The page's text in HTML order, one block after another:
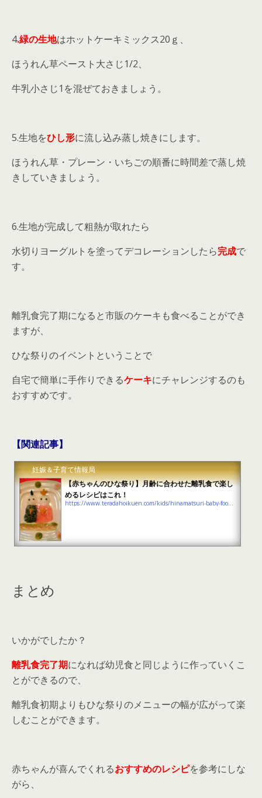
4.緑の生地はホットケーキミックス20ｇ、
ほうれん草ペースト大さじ1/2、
牛乳小さじ1を混ぜておきましょう。
5.生地をひし形に流し込み蒸し焼きにします。
ほうれん草・プレーン・いちごの順番に時間差で蒸し焼
きしていきましょう。
6.生地が完成して粗熱が取れたら
水切りヨーグルトを塗ってデコレーションしたら完成で
す。
離乳食完了期になると市販のケーキも食べることができ
ますが、
ひな祭りのイベントということで
自宅で簡単に手作りできるケーキにチャレンジするのも
おすすめです。
【関連記事】
妊娠＆子育て情報局
【赤ちゃんのひな祭り】月齢に合わせた離乳食で楽し
めるレシピはこれ！
まとめ
いかがでしたか？
離乳食完了期になれば幼児食と同じように作っていくこ
とができるので、
離乳食初期よりもひな祭りのメニューの幅が広がって楽
しむことができます。
赤ちゃんが喜んでくれるおすすめのレシピを参考にしな
がら、